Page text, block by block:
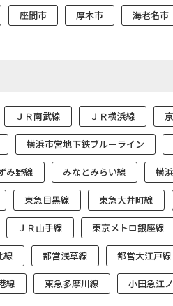
座間市 厚木市 海老名市
ＪＲ南武線 ＪＲ横浜線
横浜市営地下鉄ブルーライン
み野線 みなとみらい線 横
東急目黒線 東急大井町線
ＪＲ山手線 東京メトロ銀座線
線 都営浅草線 都営大江戸線
線 東急多摩川線 小田急江